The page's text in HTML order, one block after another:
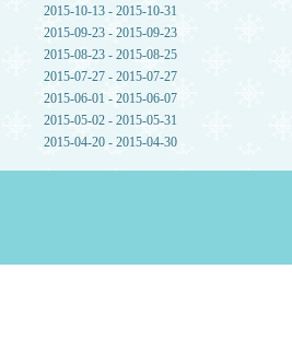
2015-10-13 - 2015-10-31
2015-09-23 - 2015-09-23
2015-08-23 - 2015-08-25
2015-07-27 - 2015-07-27
2015-06-01 - 2015-06-07
2015-05-02 - 2015-05-31
2015-04-20 - 2015-04-30